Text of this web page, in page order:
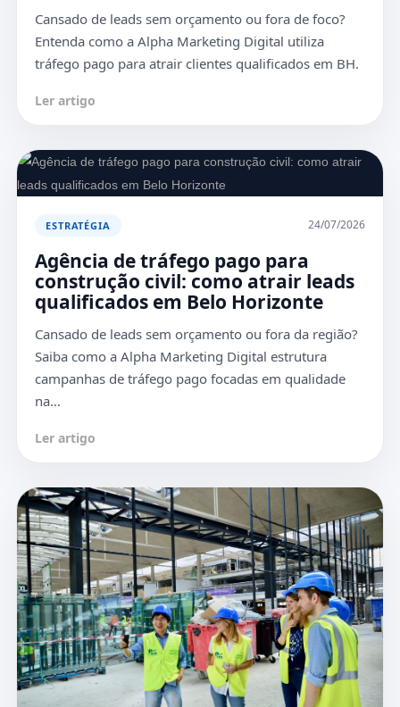
Cansado de leads sem orçamento ou fora de foco?
Entenda como a Alpha Marketing Digital utiliza
tráfego pago para atrair clientes qualificados em BH.
Ler artigo
ESTRATÉGIA 24/07/2026
Agência de tráfego pago para
construção civil: como atrair leads
qualificados em Belo Horizonte
Cansado de leads sem orçamento ou fora da região?
Saiba como a Alpha Marketing Digital estrutura
campanhas de tráfego pago focadas em qualidade
na…
Ler artigo